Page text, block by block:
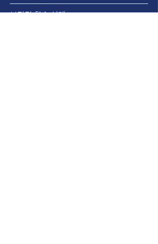
보편적 학습 설계